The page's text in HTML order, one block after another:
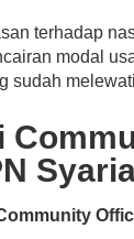
terhadap
modal
sudah